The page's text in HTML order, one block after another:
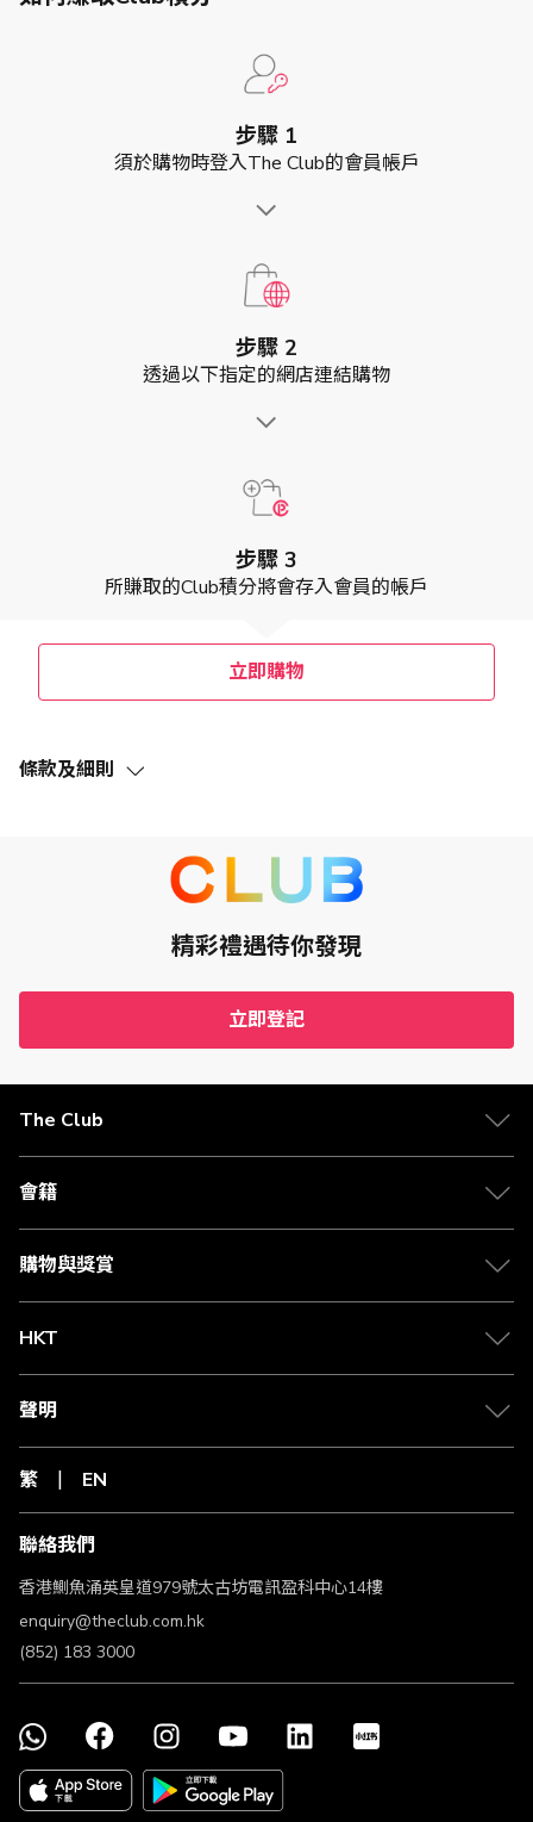
步驟 1
須於購物時登入The Club的會員帳戶
步驟 2
透過以下指定的網店連結購物
步驟 3
所賺取的Club積分將會存入會員的帳戶
立即購物
條款及細則
The Club的會員（「The Club會員」）透過指定的太古資源
有限公司（「商戶」）網頁連結成功訂購訂單 (不包括無效、
取消、退回及/或更換之貨品) ，淨額消費 (須扣除運費及折扣)
必須已登記及成功啟動Club HKT Limited（「The Club」）
之The Club會員方有資格獲得此優惠。
如欲賺取Club積分，The Club會員必須於購物時登入The
The Club會員於購物時必須確保閣下的瀏覽器設置為關閉廣
或為現金等價物。
匯率而不同)。
The Club會員應保留購物收據直至相關的Club積分成功存入
The Club會員帳戶內。有關賺取Club積分資格的查詢，會員
必須提供有關購物收據以作核實賺取Club積分資格之用。會
Club要求核實賺取Club積分資格。如會員未能在追溯期內提
出，則補回Club積分的權利將被沒收，並且將不會獲得任何
The Club會員或因不同原因而未能符合享有此優惠的資格，
惠的常見原因：
a. The Club會員向商戶退還貨品或取消服務。
b. The Club會員最後點擊的網頁非來自The Club網頁的商戶
連結。
c. The Club會員由The Club網站前往各合作商戶後，使用該
合作網站的手機應用程式完成交易。
d. The Club會員使用由商戶推出的優惠促銷如「推薦朋友」
或類似之推廣優惠。
e. The Club會員未有處理早前置於購物籃內之貨品，同時在
交易時未有更新網頁。
某些彈出式廣告/廣告過濾軟件影響交易追溯。
g. The Club會員未能成功付款或符合商戶之信用檢查。
h. The Club會員之交易未能符合商戶之條款及細則。
i. 如同一個商戶網站出現在多個瀏覽器可能會影響交易追溯。
精彩禮遇待你發現
立即登記
The Club
會籍
購物與獎賞
HKT
聲明
繁 EN
聯絡我們
香港鰂魚涌英皇道979號太古坊電訊盈科中心14樓
enquiry@theclub.com.hk
(852) 183 3000